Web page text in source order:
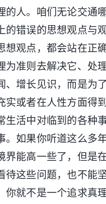
的人。咱们无论交通
错误的思想观点与
想观点，都会站在正
为准则去解决它、处
增长见识，而是为
或者在人性方面得
生活中对临到的各种
如果你听道这么多
界能高一些了，但是
这些问题，也不能
你就不是一个追求真